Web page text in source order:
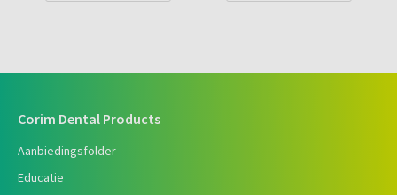
Corim Dental Products
Aanbiedingsfolder
Educatie